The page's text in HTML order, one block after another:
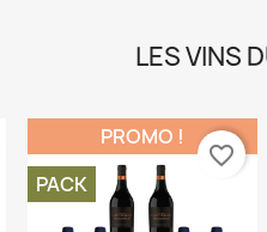
LES VINS
PROMO !
PACK
favorite_border